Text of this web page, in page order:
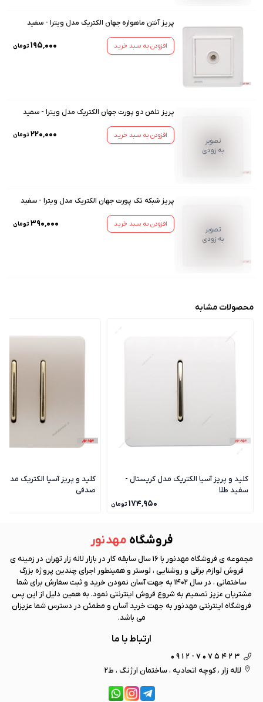
پریز آنتن ماهواره جهان الکتریک مدل ویترا - سفید
افزودن به سبد خرید ۱۹۵٬۰۰۰ تومان
تصویر
به زودی
پریز تلفن دو پورت جهان الکتریک مدل ویترا - سفید
افزودن به سبد خرید ۲۲۰٬۰۰۰ تومان
تصویر
به زودی
پریز شبکه تک پورت جهان الکتریک مدل ویترا - سفید
افزودن به سبد خرید ۳۹۰٬۰۰۰ تومان
محصولات مشابه
کلید و پریز آسیا الکتریک مدل کریستال -
سفید طلا
۱۷۴٬۹۵۰ تومان
کلید و پریز آسیا الکتریک مدل
صدفی
فروشگاه مهد نور
مجموعه ی فروشگاه مهد نور
با 16 سال سابقه کار در بازار لاله زار تهران در زمینه ی
فروش لوازم برقی و روشنایی ، لوستر و همینطور اجرای چندین پروژه بزرگ
ساختمانی ، در سال 1402 به جهت آسان نمودن خرید و ثبت سفارش برای شما
مشتریان عزیز تصمیم به شروع فروش اینترنتی نمود. به همین دلیل از این پس
فروشگاه اینترنتی مهد نور به جهت خرید آسان و مطمئن در دسترس شما عزیزان
می باشد.
ارتباط با ما
0912-7075423
لاله زار ، کوچه اتحادیه ، ساختمان ارژنگ ، ط2